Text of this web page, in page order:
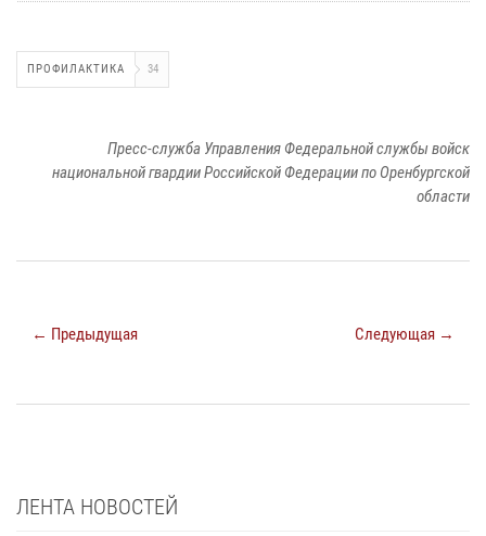
ПРОФИЛАКТИКА 34
Пресс-служба Управления Федеральной службы войск
национальной гвардии Российской Федерации по Оренбургской
области
← Предыдущая Следующая →
ЛЕНТА НОВОСТЕЙ